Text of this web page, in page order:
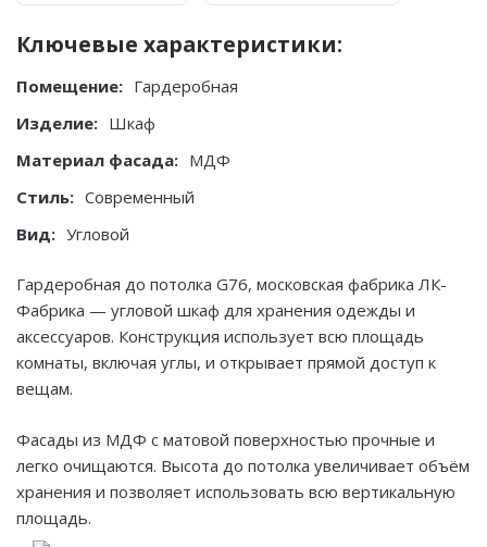
Ключевые характеристики:
Помещение: Гардеробная
Изделие: Шкаф
Материал фасада: МДФ
Стиль: Современный
Вид: Угловой
Гардеробная до потолка G76, московская фабрика ЛК-
Фабрика — угловой шкаф для хранения одежды и
аксессуаров. Конструкция использует всю площадь
комнаты, включая углы, и открывает прямой доступ к
вещам.
Фасады из МДФ с матовой поверхностью прочные и
легко очищаются. Высота до потолка увеличивает объём
хранения и позволяет использовать всю вертикальную
площадь.